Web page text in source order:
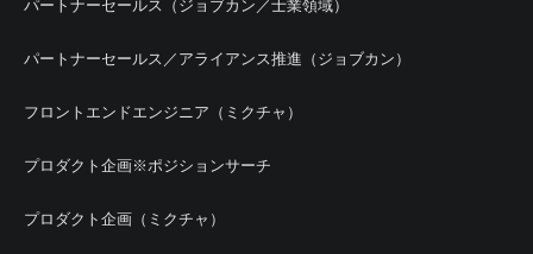
パートナーセールス（ジョブカン／士業領域）
パートナーセールス／アライアンス推進（ジョブカン）
フロントエンドエンジニア（ミクチャ）
プロダクト企画※ポジションサーチ
プロダクト企画（ミクチャ）